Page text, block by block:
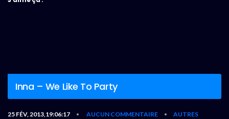
Inna – We Like To Party
25 FÉV, 2013,19:06:17 • AUCUN COMMENTAIRE • AUTRES